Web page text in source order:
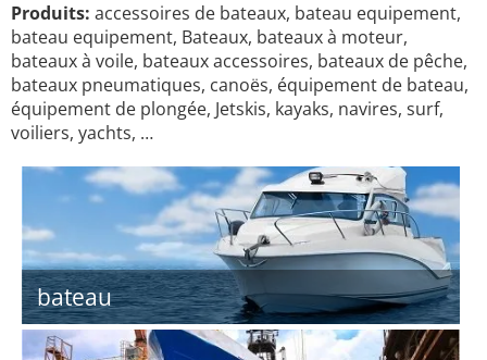
Produits: accessoires de bateaux, bateau equipement,
bateau equipement, Bateaux, bateaux à moteur,
bateaux à voile, bateaux accessoires, bateaux de pêche,
bateaux pneumatiques, canoës, équipement de bateau,
équipement de plongée, Jetskis, kayaks, navires, surf,
voiliers, yachts, …
bateau